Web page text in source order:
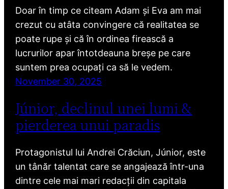
Doar în timp ce citeam Adam și Eva am mai
crezut cu atâta convingere că realitatea se
poate rupe și că în ordinea firească a
lucrurilor apar întotdeauna breșe pe care
suntem prea ocupați ca să le vedem.
November 30, 2025
Júnior, declinul unei lumi &
pierderea unui paradis
Protagonistul lui Andrei Crăciun, Júnior, este
un tânăr talentat care se angajează într-una
dintre cele mai mari redacții din capitala